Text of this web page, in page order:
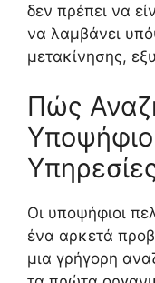
δεν πρέπει να
να λαμβάνει
μετακίνησης,
Πώς
Οι υποψήφιοι
ένα αρκετά
μια γρήγορη